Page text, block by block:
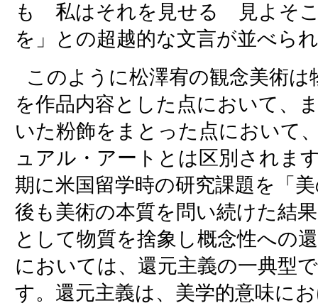
も 私はそれを見せる 見よそ
を」との超越的な文言が並べら
このように松澤宥の観念美術は
を作品内容とした点において、
いた粉飾をまとった点において
ュアル・アートとは区別されま
期に米国留学時の研究課題を「
後も美術の本質を問い続けた結
として物質を捨象し概念性への
においては、還元主義の一典型
す。還元主義は、美学的意味に